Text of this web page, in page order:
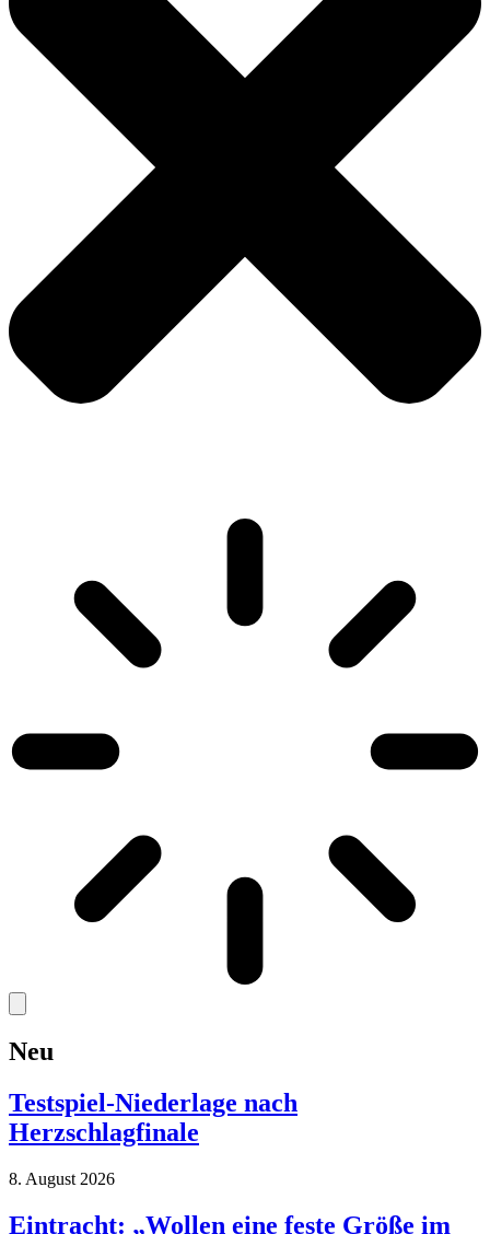
Neu
Testspiel-Niederlage nach
Herzschlagfinale
8. August 2026
Eintracht: „Wollen eine feste Größe im